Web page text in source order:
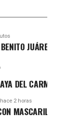
JUÁREZ ACCIONES
CARMEN EL PRIMER
hace 2 horas
DE SÁBILA